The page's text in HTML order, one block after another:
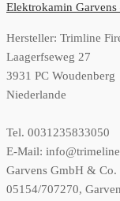
Elektrokamin Garvens
Hersteller: Trimline
Laagerfseweg 27
3931 PC Woudenberg
Niederlande
Tel. 0031235833050
E-Mail:
Garvens GmbH &
05154/707270,